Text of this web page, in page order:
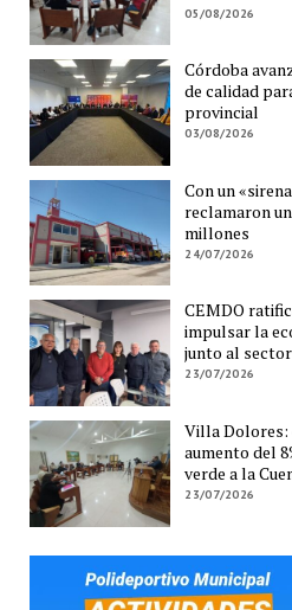
05/08/2026
Córdoba
de calidad
provincial
03/08/2026
Con un
reclamaron
millones
24/07/2026
CEMDO
impulsar la
junto al
23/07/2026
Villa Dolores:
aumento del
verde a la
23/07/2026